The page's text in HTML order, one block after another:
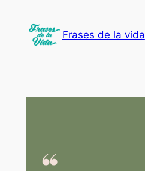
contenido
Frases de la vida